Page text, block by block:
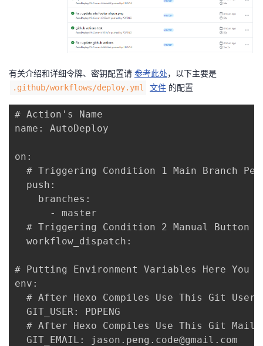
藏
有关介绍和详细令牌、密钥配置请 参考此处，以下主要是
.github/workflows/deploy.yml 文件 的配置
# Action's Name
name: AutoDeploy
on:
# Triggering Condition 1 Main Branch
  push:
    branches:
      - master
  # Triggering Condition 2 Manual Button
  workflow_dispatch:
# Putting Environment Variables Here You
env:
# After Hexo Compiles Use This Git User
  GIT_USER: PDPENG
# After Hexo Compiles Use This Git
  GIT_EMAIL: jason.peng.code@gmail.com